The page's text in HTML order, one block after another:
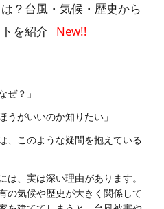
？台風・気候・歴史から
を紹介
ぜ？」
うがいいのか知りたい」
、このような疑問を抱えている
、実は深い理由があります。
の気候や歴史が大きく関係して